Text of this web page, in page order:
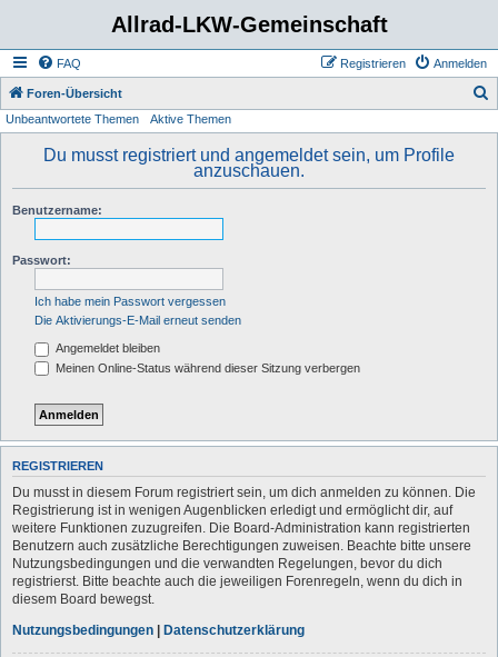
Allrad-LKW-Gemeinschaft
FAQ Anmelden
Registrieren
Foren-Übersicht
Unbeantwortete Themen Aktive Themen
Du musst registriert und angemeldet sein, um Profile
anzuschauen.
Benutzername:
Passwort:
Ich habe mein Passwort vergessen
Die Aktivierungs-E-Mail erneut senden
Angemeldet bleiben
Meinen Online-Status während dieser Sitzung verbergen
REGISTRIEREN
Du musst in diesem Forum registriert sein, um dich anmelden zu können. Die
Registrierung ist in wenigen Augenblicken erledigt und ermöglicht dir, auf
weitere Funktionen zuzugreifen. Die Board-Administration kann registrierten
Benutzern auch zusätzliche Berechtigungen zuweisen. Beachte bitte unsere
Nutzungsbedingungen und die verwandten Regelungen, bevor du dich
registrierst. Bitte beachte auch die jeweiligen Forenregeln, wenn du dich in
diesem Board bewegst.
Nutzungsbedingungen | Datenschutzerklärung